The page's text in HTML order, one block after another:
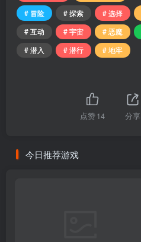
# 冒险
# 探索 # 选择
# 互动
# 宇宙 # 恶魔
# 潜入
# 潜行 # 地牢
点赞14 分享
今日推荐游戏